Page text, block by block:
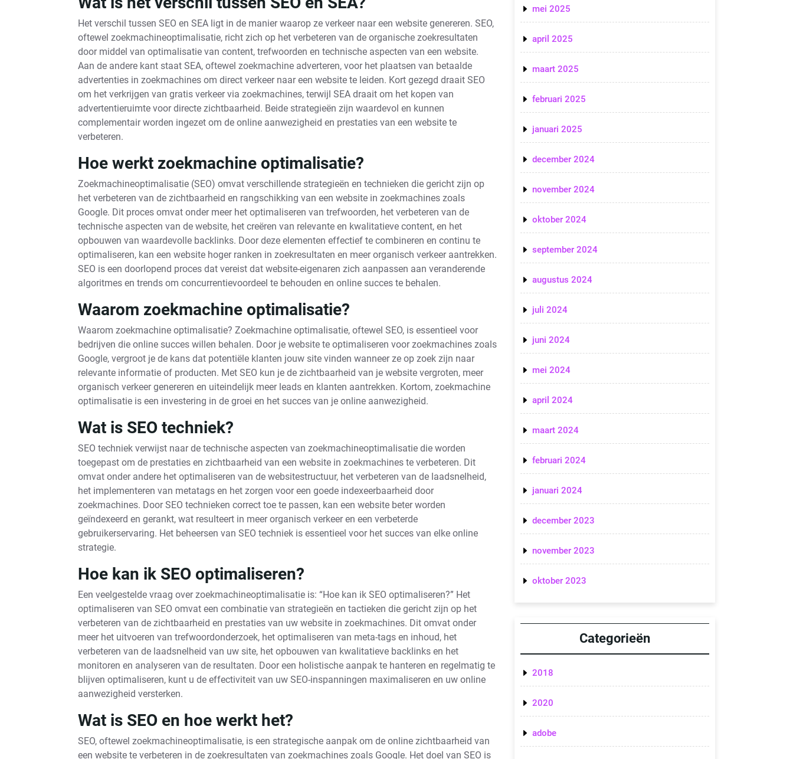
Het verschil tussen SEO en SEA ligt in de manier waarop ze verkeer naar een website genereren. SEO,
oftewel zoekmachineoptimalisatie, richt zich op het verbeteren van de organische zoekresultaten
door middel van optimalisatie van content, trefwoorden en technische aspecten van een website.
Aan de andere kant staat SEA, oftewel zoekmachine adverteren, voor het plaatsen van betaalde
advertenties in zoekmachines om direct verkeer naar een website te leiden. Kort gezegd draait SEO
om het verkrijgen van gratis verkeer via zoekmachines, terwijl SEA draait om het kopen van
advertentieruimte voor directe zichtbaarheid. Beide strategieën zijn waardevol en kunnen
complementair worden ingezet om de online aanwezigheid en prestaties van een website te
verbeteren.
Hoe werkt zoekmachine optimalisatie?
Zoekmachineoptimalisatie (SEO) omvat verschillende strategieën en technieken die gericht zijn op
het verbeteren van de zichtbaarheid en rangschikking van een website in zoekmachines zoals
Google. Dit proces omvat onder meer het optimaliseren van trefwoorden, het verbeteren van de
technische aspecten van de website, het creëren van relevante en kwalitatieve content, en het
opbouwen van waardevolle backlinks. Door deze elementen effectief te combineren en continu te
optimaliseren, kan een website hoger ranken in zoekresultaten en meer organisch verkeer aantrekken.
SEO is een doorlopend proces dat vereist dat website-eigenaren zich aanpassen aan veranderende
algoritmes en trends om concurrentievoordeel te behouden en online succes te behalen.
Waarom zoekmachine optimalisatie?
Waarom zoekmachine optimalisatie? Zoekmachine optimalisatie, oftewel SEO, is essentieel voor
bedrijven die online succes willen behalen. Door je website te optimaliseren voor zoekmachines zoals
Google, vergroot je de kans dat potentiële klanten jouw site vinden wanneer ze op zoek zijn naar
relevante informatie of producten. Met SEO kun je de zichtbaarheid van je website vergroten, meer
organisch verkeer genereren en uiteindelijk meer leads en klanten aantrekken. Kortom, zoekmachine
optimalisatie is een investering in de groei en het succes van je online aanwezigheid.
Wat is SEO techniek?
SEO techniek verwijst naar de technische aspecten van zoekmachineoptimalisatie die worden
toegepast om de prestaties en zichtbaarheid van een website in zoekmachines te verbeteren. Dit
omvat onder andere het optimaliseren van de websitestructuur, het verbeteren van de laadsnelheid,
het implementeren van metatags en het zorgen voor een goede indexeerbaarheid door
zoekmachines. Door SEO technieken correct toe te passen, kan een website beter worden
geïndexeerd en gerankt, wat resulteert in meer organisch verkeer en een verbeterde
gebruikerservaring. Het beheersen van SEO techniek is essentieel voor het succes van elke online
strategie.
Hoe kan ik SEO optimaliseren?
Een veelgestelde vraag over zoekmachineoptimalisatie is: “Hoe kan ik SEO optimaliseren?” Het
optimaliseren van SEO omvat een combinatie van strategieën en tactieken die gericht zijn op het
verbeteren van de zichtbaarheid en prestaties van uw website in zoekmachines. Dit omvat onder
meer het uitvoeren van trefwoordonderzoek, het optimaliseren van meta-tags en inhoud, het
verbeteren van de laadsnelheid van uw site, het opbouwen van kwalitatieve backlinks en het
monitoren en analyseren van de resultaten. Door een holistische aanpak te hanteren en regelmatig te
blijven optimaliseren, kunt u de effectiviteit van uw SEO-inspanningen maximaliseren en uw online
aanwezigheid versterken.
Wat is SEO en hoe werkt het?
SEO, oftewel zoekmachineoptimalisatie, is een strategische aanpak om de online zichtbaarheid van
een website te verbeteren in de zoekresultaten van zoekmachines zoals Google. Het doel van SEO is
mei 2025
april 2025
maart 2025
februari 2025
januari 2025
december 2024
november 2024
oktober 2024
september 2024
augustus 2024
juli 2024
juni 2024
mei 2024
april 2024
maart 2024
februari 2024
januari 2024
december 2023
november 2023
oktober 2023
Categorieën
2018
2020
adobe